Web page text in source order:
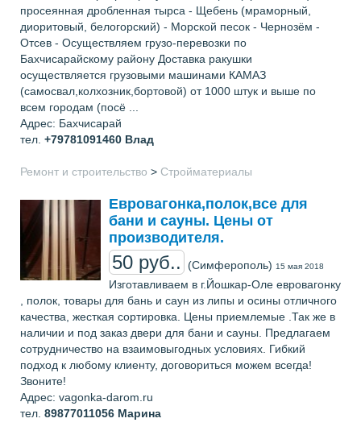
просеянная дробленная тырса - Щебень (мраморный,
диоритовый, белогорский) - Морской песок - Чернозём -
Отсев - Осуществляем грузо-перевозки по
Бахчисарайскому району Доставка ракушки
осуществляется грузовыми машинами КАМАЗ
(самосвал,колхозник,бортовой) от 1000 штук и выше по
всем городам (посё ...
Адрес: Бахчисарай
тел. +79781091460 Влад
Ремонт и строительство > Стройматериалы
Евровагонка,полок,все для
бани и сауны. Цены от
производителя.
50 руб.. (Симферополь) 15 мая 2018
Изготавливаем в г.Йошкар-Оле евровагонку
, полок, товары для бань и саун из липы и осины отличного
качества, жесткая сортировка. Цены приемлемые .Так же в
наличии и под заказ двери для бани и сауны. Предлагаем
сотрудничество на взаимовыгодных условиях. Гибкий
подход к любому клиенту, договориться можем всегда!
Звоните!
Адрес: vagonka-darom.ru
тел. 89877011056 Марина